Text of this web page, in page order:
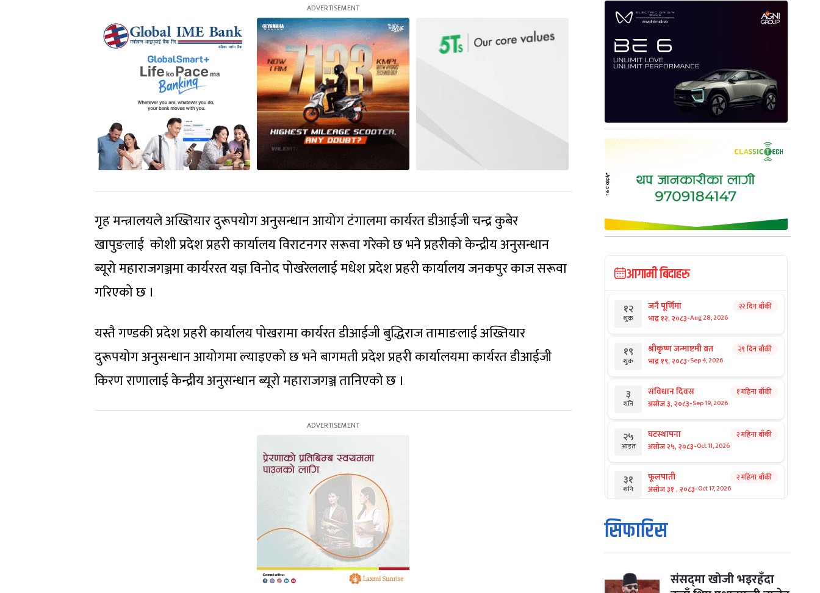
गृह मन्त्रालयले अख्तियार दुरूपयोग अनुसन्धान आयोग टंगालमा कार्यरत डीआईजी चन्द्र कुबेर
खापुङलाई कोशी प्रदेश प्रहरी कार्यालय विराटनगर सरूवा गरेको छ भने प्रहरीको केन्द्रीय अनुसन्धान
ब्‍यूरो महाराजगञ्जमा कार्यररत यज्ञ विनोद पोखरेललाई मधेश प्रदेश प्रहरी कार्यालय जनकपुर काज सरूवा
गरिएको छ ।
यस्तै गण्डकी प्रदेश प्रहरी कार्यालय पोखरामा कार्यरत डीआईजी बुद्धिराज तामाङलाई अख्तियार
दुरूपयोग अनुसन्धान आयोगमा ल्याइएको छ भने बागमती प्रदेश प्रहरी कार्यालयमा कार्यरत डीआईजी
किरण राणालाई केन्द्रीय अनुसन्धान ब्यूरो महाराजगञ्ज तानिएको छ ।
आगामी बिदाहरु
१२
शुक्र
जनै पूर्णिमा
भाद्र १२, २०८३-Aug 28, 2026
२२ दिन बाँकी
१९
शुक्र
श्रीकृष्ण जन्माष्टमी व्रत
भाद्र १९, २०८३-Sep 4, 2026
२९ दिन बाँकी
३
शनि
संविधान दिवस
असोज ३, २०८३-Sep 19, 2026
१ महिना बाँकी
२५
आइत
घटस्थापना
असोज २५, २०८३-Oct 11, 2026
२ महिना बाँकी
३१
शनि
फूलपाती
असोज ३१ , २०८३-Oct 17, 2026
२ महिना बाँकी
१
आइत
कार्तिक सङ्क्रान्ति
कार्तिक १, २०८३
मंगल कार्तिक ३, २०८३-Oct 20, 2026
सिफारिस
संसद्‌मा खोजी भइरहँदा